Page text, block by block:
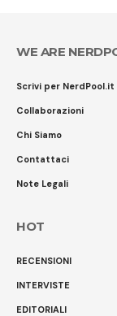
WE ARE
Scrivi per NerdPool.it
Collaborazioni
Chi Siamo
Contattaci
Note Legali
HOT
RECENSIONI
INTERVISTE
EDITORIALI